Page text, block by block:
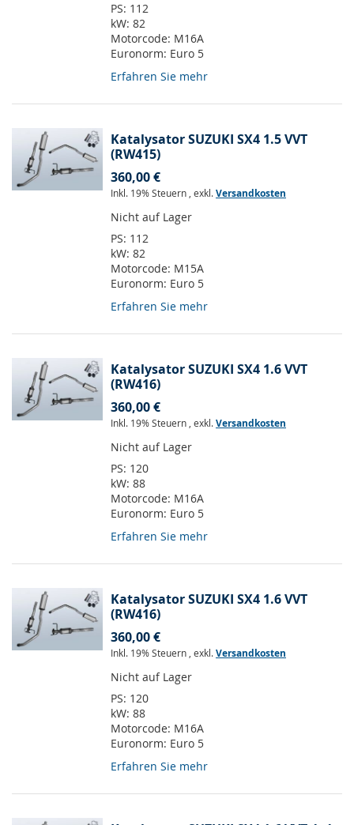
PS: 112
kW: 82
Motorcode: M16A
Euronorm: Euro 5
Erfahren Sie mehr
Katalysator SUZUKI SX4 1.5 VVT
(RW415)
360,00 €
Inkl. 19% Steuern , exkl.Versandkosten
Nicht auf Lager
PS: 112
kW: 82
Motorcode: M15A
Euronorm: Euro 5
Erfahren Sie mehr
Katalysator SUZUKI SX4 1.6 VVT
(RW416)
360,00 €
Inkl. 19% Steuern , exkl.Versandkosten
Nicht auf Lager
PS: 120
kW: 88
Motorcode: M16A
Euronorm: Euro 5
Erfahren Sie mehr
Katalysator SUZUKI SX4 1.6 VVT
(RW416)
360,00 €
Inkl. 19% Steuern , exkl.Versandkosten
Nicht auf Lager
PS: 120
kW: 88
Motorcode: M16A
Euronorm: Euro 5
Erfahren Sie mehr